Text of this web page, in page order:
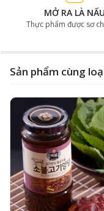
MỞ RA LÀ NẤU
Thực phẩm được sơ
Sản phẩm cùng